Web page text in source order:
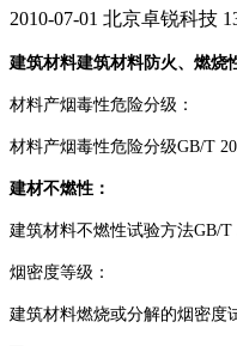
2010-07-01 北京卓锐科技
建筑材料建筑材料防火、燃烧
材料产烟毒性危险分级：
材料产烟毒性危险分级GB/T
建材不燃性：
建筑材料不燃性试验方法GB/T
烟密度等级：
建筑材料燃烧或分解的烟密度